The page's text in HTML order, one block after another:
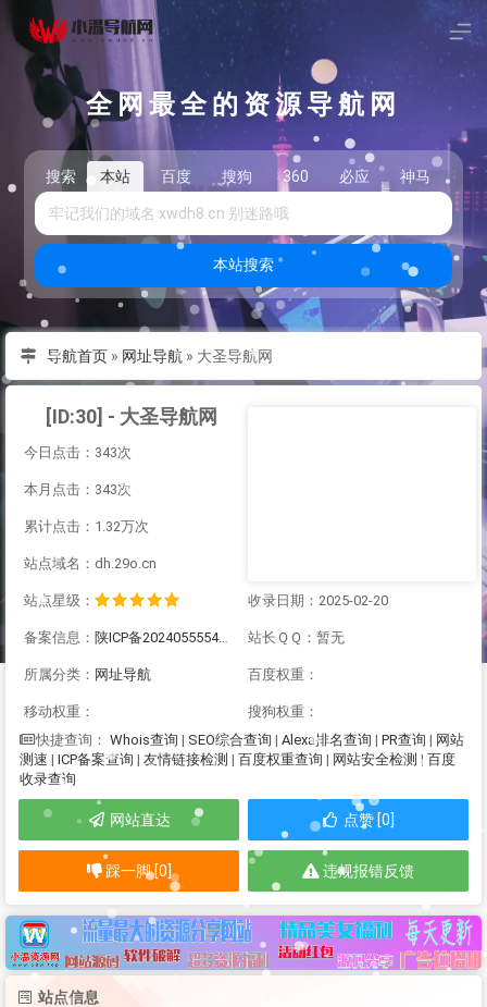
全网最全的资源导航网
搜索 本站 百度 搜狗 360 必应 神马 头
本站搜索
导航首页» 网址导航 » 大圣导航网
[ID:30] - 大圣导航网
今日点击：343次
本月点击：343次
累计点击：1.32万次
站点域名：dh.29o.cn
站点星级： 收录日期：2025-02-20
备案信息： 陕ICP备2024055554号-2 站长ＱＱ：暂无
所属分类： 网址导航 百度权重：
移动权重： 搜狗权重：
快捷查询： Whois查询 | SEO综合查询 | Alexa排名查询 | PR查询 | 网站
测速 | ICP备案查询 | 友情链接检测 | 百度权重查询 | 网站安全检测 | 百度
收录查询
网站直达 点赞 [0]
踩一脚 [0] 违规报错反馈
站点信息